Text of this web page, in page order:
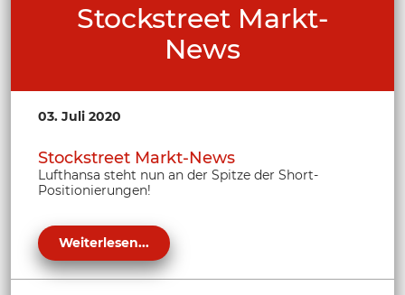
Stockstreet Markt-
News
03. Juli 2020
Stockstreet Markt-News
Lufthansa steht nun an der Spitze der Short-
Positionierungen!
Weiterlesen...